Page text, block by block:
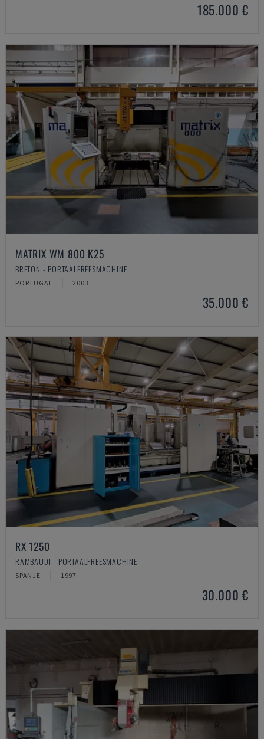
185.000 €
MATRIX WM 800 K25
BRETON - PORTAALFREESMACHINE
PORTUGAL 2003
35.000 €
RX 1250
RAMBAUDI - PORTAALFREESMACHINE
SPANJE 1997
30.000 €